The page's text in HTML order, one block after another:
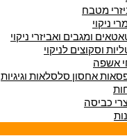
מטבח
ניקוי
ומגבים ואביזרי ניקוי
וסקוצים לניקוי
אשפה
אחסון סלסלאות וגיגיות
כביסה